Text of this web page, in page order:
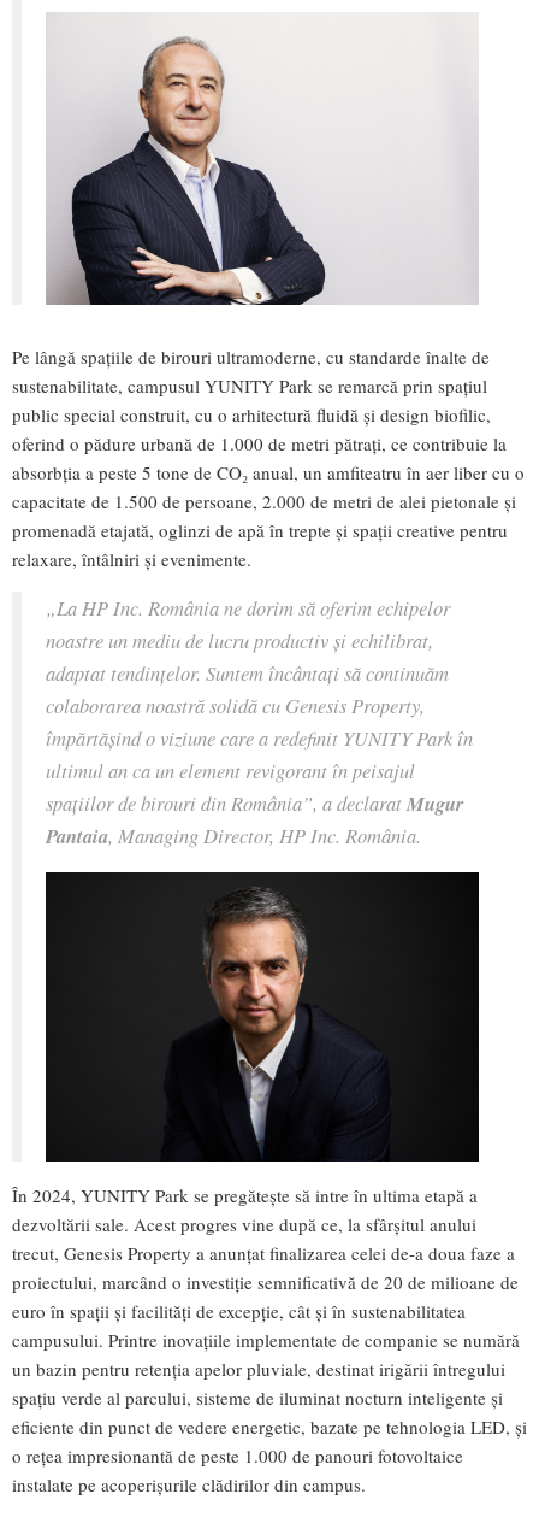
Pe lângă spațiile de birouri ultramoderne, cu standarde înalte de
sustenabilitate, campusul YUNITY Park se remarcă prin spațiul
public special construit, cu o arhitectură fluidă și design biofilic,
oferind o pădure urbană de 1.000 de metri pătrați, ce contribuie la
absorbția a peste 5 tone de CO₂ anual, un amfiteatru în aer liber cu o
capacitate de 1.500 de persoane, 2.000 de metri de alei pietonale și
promenadă etajată, oglinzi de apă în trepte și spații creative pentru
relaxare, întâlniri și evenimente.
„La HP Inc. România ne dorim să oferim echipelor
noastre un mediu de lucru productiv și echilibrat,
adaptat tendințelor. Suntem încântați să continuăm
colaborarea noastră solidă cu Genesis Property,
împărtășind o viziune care a redefinit YUNITY Park în
ultimul an ca un element revigorant în peisajul
spațiilor de birouri din România”, a declaratMugur
Pantaia, Managing Director, HP Inc. România.
În 2024, YUNITY Park se pregătește să intre în ultima etapă a
dezvoltării sale. Acest progres vine după ce, la sfârșitul anului
trecut, Genesis Property a anunțat finalizarea celei de-a doua faze a
proiectului, marcând o investiție semnificativă de 20 de milioane de
euro în spații și facilități de excepție, cât și în sustenabilitatea
campusului. Printre inovațiile implementate de companie se numără
un bazin pentru retenția apelor pluviale, destinat irigării întregului
spațiu verde al parcului, sisteme de iluminat nocturn inteligente și
eficiente din punct de vedere energetic, bazate pe tehnologia LED, și
o rețea impresionantă de peste 1.000 de panouri fotovoltaice
instalate pe acoperișurile clădirilor din campus.